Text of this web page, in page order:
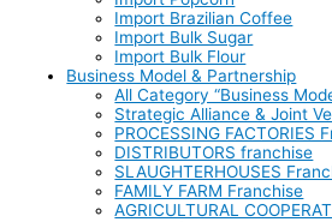
Import Brazilian Coffee
Import Bulk Sugar
Import Bulk Flour
Business Model & Partnership
All Category “Business
Strategic Alliance & Joint
PROCESSING FACTORIES
DISTRIBUTORS franchise
SLAUGHTERHOUSES
FAMILY FARM Franchise
AGRICULTURAL